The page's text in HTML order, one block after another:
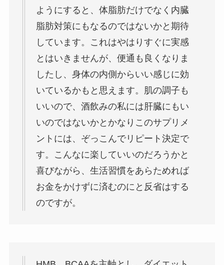
ようにすると、体脂肪だけでなく内臓
脂肪対策にもなるのではないかと期待
しています。これはやはりすぐに実感
とはいきませんが、便通も良くなりま
したし、身体の内側からいい感じに効
いているかもと思えます。肌の調子も
いいので、酒飲みの私には肝臓にもい
いのではないかとかなりこのサプリメ
ントには、ぞっこんでリピート決定で
す。こんなに楽していいのだろうかと
喜びながら、生活習慣をあらためれば
お金をかけずに済むのにと反省はする
のですが。